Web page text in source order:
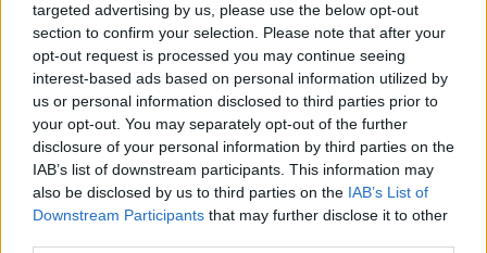
targeted advertising by us, please use the below opt-out
section to confirm your selection. Please note that after your
opt-out request is processed you may continue seeing
interest-based ads based on personal information utilized by
us or personal information disclosed to third parties prior to
your opt-out. You may separately opt-out of the further
disclosure of your personal information by third parties on the
IAB’s list of downstream participants. This information may
also be disclosed by us to third parties on the IAB’s List of
Downstream Participants that may further disclose it to other
tartalmaz.
Általánosságban elmondható, hogy a
hántolatlan árpa ugyanúgy készíthető el, mint a
fehér rizs, azzal a különbséggel, hogy több vízre
és hosszabb főzési időre van szüksége.
Essen szó végül az említett „olcsóságról”: míg a